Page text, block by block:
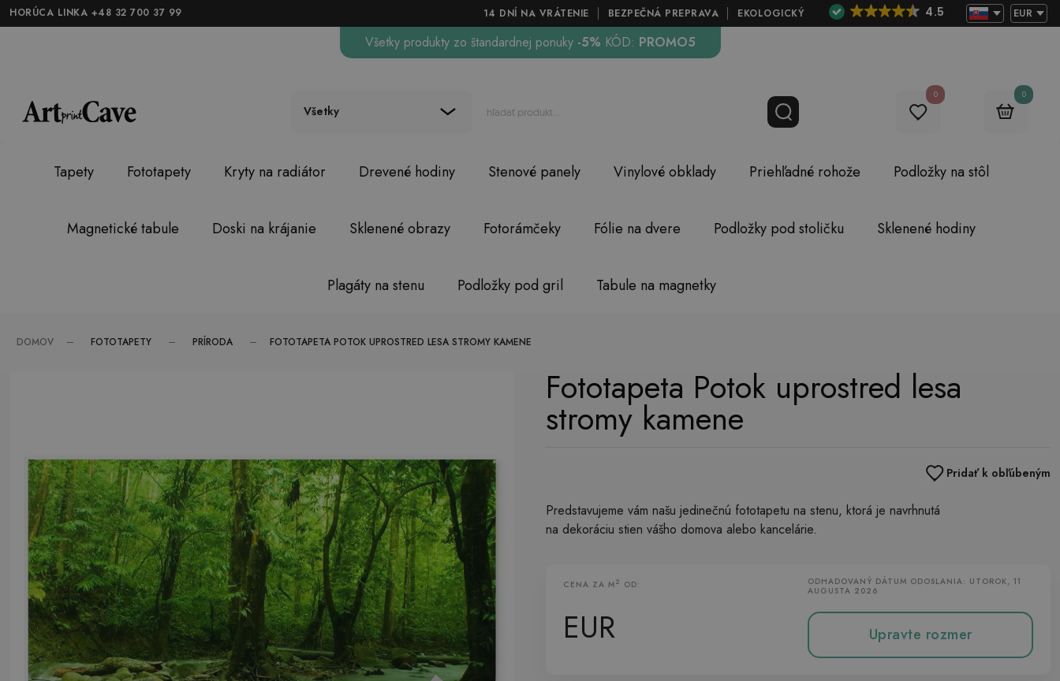
HORÚCA LINKA +48 32 700 37 99 14 DNÍ NA VRÁTENIE BEZPEČNÁ PREPRAVA EKOLOGICKÝ 4.5 EUR
Všetky produkty zo štandardnej ponuky -5% KÓD: PROMO5
Všetky
0 0
Tapety Fototapety Kryty na radiátor Drevené hodiny Stenové panely Vinylové obklady Priehľadné rohože Podložky na stôl
Magnetické tabule Doski na krájanie Sklenené obrazy Fotorámčeky Fólie na dvere Podložky pod stoličku Sklenené hodiny
Plagáty na stenu Podložky pod gril Tabule na magnetky
DOMOV FOTOTAPETY PRÍRODA FOTOTAPETA POTOK UPROSTRED LESA STROMY KAMENE
Fototapeta Potok uprostred lesa
stromy kamene
Pridať k obľúbeným
Predstavujeme vám našu jedinečnú fototapetu na stenu, ktorá je navrhnutá
na dekoráciu stien vášho domova alebo kancelárie.
CENA ZA M2 OD:
EUR
ODHADOVANÝ DÁTUM ODOSLANIA: UTOROK, 11
AUGUSTA 2026
Upravte rozmer